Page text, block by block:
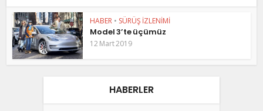
HABER • SÜRÜŞ İZLENİMİ
Model 3’te üçümüz
12 Mart 2019
HABERLER